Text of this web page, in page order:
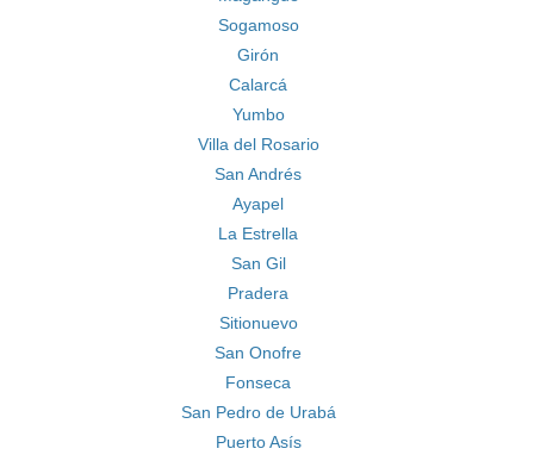
Sogamoso
Girón
Calarcá
Yumbo
Villa del Rosario
San Andrés
Ayapel
La Estrella
San Gil
Pradera
Sitionuevo
San Onofre
Fonseca
San Pedro de Urabá
Puerto Asís